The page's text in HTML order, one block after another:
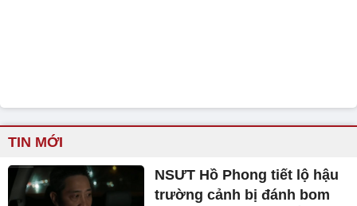
TIN MỚI
NSƯT Hồ Phong tiết lộ hậu
trường cảnh bị đánh bom